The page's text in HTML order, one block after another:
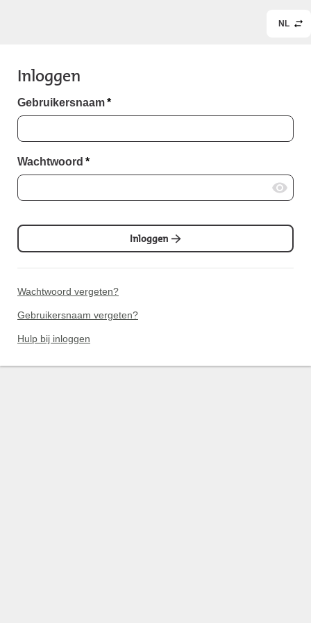
NL
Inloggen
Gebruikersnaam*
Wachtwoord *
Inloggen
Wachtwoord vergeten?
Gebruikersnaam vergeten?
Hulp bij inloggen